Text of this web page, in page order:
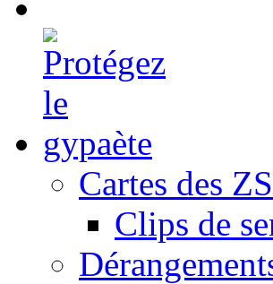
Cartes des
Clips de